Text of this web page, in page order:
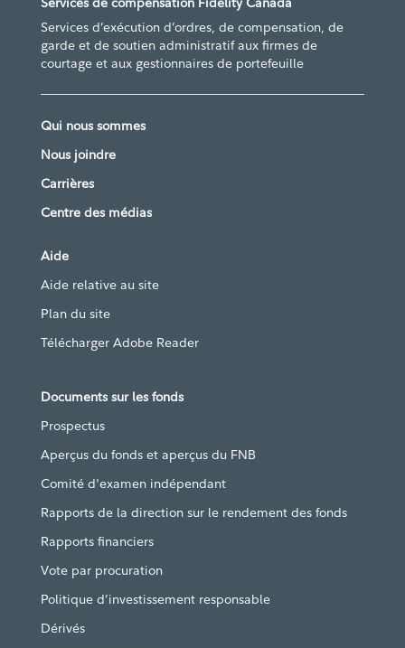
Services d’exécution d’ordres, de compensation, de
garde et de soutien administratif aux firmes de
courtage et aux gestionnaires de portefeuille
Qui nous sommes
Nous joindre
Carrières
Centre des médias
Aide
Aide relative au site
Plan du site
Télécharger Adobe Reader
Documents sur les fonds
Prospectus
Aperçus du fonds et aperçus du FNB
Comité d'examen indépendant
Rapports de la direction sur le rendement des fonds
Rapports financiers
Vote par procuration
Politique d’investissement responsable
Dérivés